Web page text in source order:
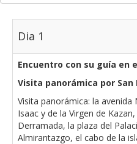
Dia 1
Encuentro con su guía en
Visita panorámica por
Visita panorámica: la avenida
Isaac y de la Virgen de
Derramada, la plaza del
Almirantazgo, el cabo de la